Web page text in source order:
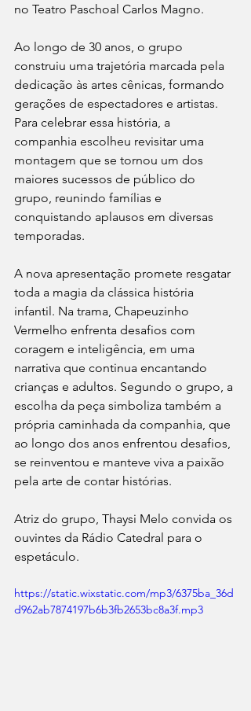
no Teatro Paschoal Carlos Magno.
Ao longo de 30 anos, o grupo
construiu uma trajetória marcada pela
dedicação às artes cênicas, formando
gerações de espectadores e artistas.
Para celebrar essa história, a
companhia escolheu revisitar uma
montagem que se tornou um dos
maiores sucessos de público do
grupo, reunindo famílias e
conquistando aplausos em diversas
temporadas.
A nova apresentação promete resgatar
toda a magia da clássica história
infantil. Na trama, Chapeuzinho
Vermelho enfrenta desafios com
coragem e inteligência, em uma
narrativa que continua encantando
crianças e adultos. Segundo o grupo, a
escolha da peça simboliza também a
própria caminhada da companhia, que
ao longo dos anos enfrentou desafios,
se reinventou e manteve viva a paixão
pela arte de contar histórias.
Atriz do grupo, Thaysi Melo convida os
ouvintes da Rádio Catedral para o
espetáculo.
https://static.wixstatic.com/mp3/6375ba_36d
d962ab7874197b6b3fb2653bc8a3f.mp3